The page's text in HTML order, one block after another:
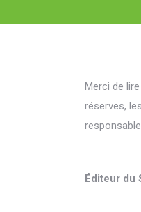
Merci de
réserves,
Éditeur du